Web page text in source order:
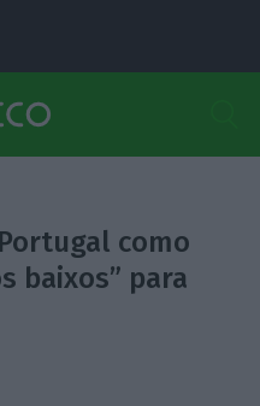
como
baixos” para